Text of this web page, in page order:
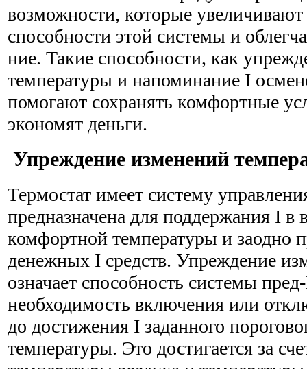
возможности, которые
способности этой системы и
ние. Такие способности, как
температуры и напоминание I
помогают сохранять комфортные
экономят деньги.
Упреждение изменений
Термостат имеет систему
предназначена для поддержания I в
комфортной температуры и заодно
денежных I средств. Упреждение
означает способность системы
необходимость включения или
до достижения I заданного
температуры. Это достигается за